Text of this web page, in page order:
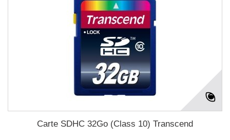
Carte SDHC 32Go (Class 10) Transcend